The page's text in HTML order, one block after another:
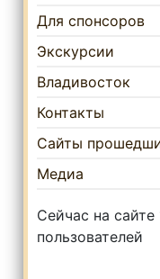
Для спонсоров
Экскурсии
Владивосток
Контакты
Сайты
Медиа
Сейчас на сайте
пользователей